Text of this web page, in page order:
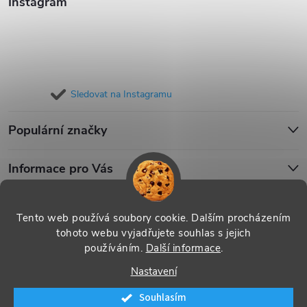
Tento web používá soubory cookie. Dalším procházením
tohoto webu vyjadřujete souhlas s jejich
používáním. Další informace.
Nastavení
Souhlasím
Sledovat na Instagramu
Populární značky
Informace pro Vás
Vytvořil Shoptet
Copyright 2026 . Všechna práva vyhrazena.
nastavení cookies